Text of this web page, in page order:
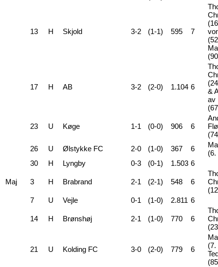
13 H Skjold 3-2 (1-1) 595 7
17 H AB 3-2 (2-0) 1.104 6
&
av
23 U Køge 1-1 (0-0) 906 6
26
U Ølstykke FC 2-0 (1-0) 367 6
(6.
30
H Lyngby 0-3 (0-1) 1.503 6
Maj 3 H Brabrand 2-1 (2-1) 548 6
7
U Vejle 0-1 (1-0) 2.811 6
14 H Brønshøj 2-1 (1-0) 770 6
21 U Kolding FC 3-0 (2-0) 779 6
(7.